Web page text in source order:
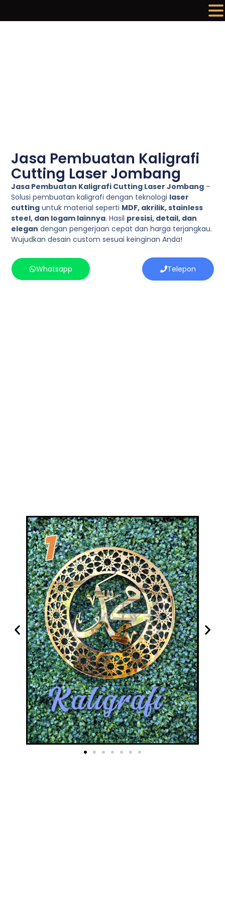
Jasa Pembuatan Kaligrafi
Cutting Laser Jombang
Jasa Pembuatan Kaligrafi Cutting Laser Jombang –
Solusi pembuatan kaligrafi dengan teknologi laser
cutting untuk material seperti MDF, akrilik, stainless
steel, dan logam lainnya. Hasil presisi, detail, dan
elegan dengan pengerjaan cepat dan harga terjangkau.
Wujudkan desain custom sesuai keinginan Anda!
Whatsapp Telepon